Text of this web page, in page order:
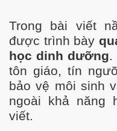
Trong bài viết
được trình bày
học dinh dưỡng.
tôn giáo, tín ngư
bảo vệ môi sinh
ngoài khả năng
viết.